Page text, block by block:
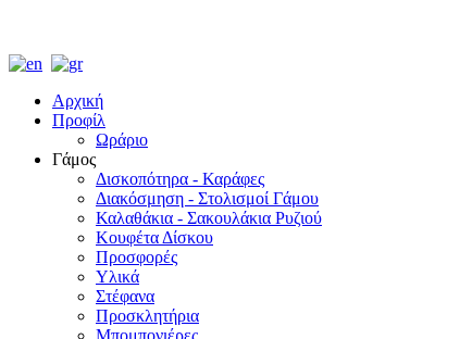
Αρχική
Προφίλ
Ωράριο
Γάμος
Δισκοπότηρα - Καράφες
Διακόσμηση - Στολισμοί Γάμου
Καλαθάκια - Σακουλάκια Ρυζιού
Κουφέτα Δίσκου
Προσφορές
Υλικά
Στέφανα
Προσκλητήρια
Μπομπονιέρες